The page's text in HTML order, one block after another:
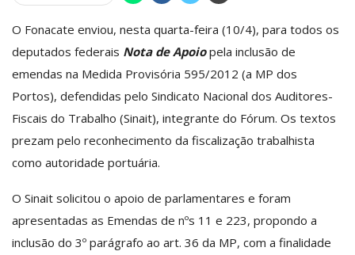
O Fonacate enviou, nesta quarta-feira (10/4), para todos os
deputados federais Nota de Apoiopela inclusão de
emendas na Medida Provisória 595/2012 (a MP dos
Portos), defendidas pelo Sindicato Nacional dos Auditores-
Fiscais do Trabalho (Sinait), integrante do Fórum. Os textos
prezam pelo reconhecimento da fiscalização trabalhista
como autoridade portuária.
O Sinait solicitou o apoio de parlamentares e foram
apresentadas as Emendas de nºs 11 e 223, propondo a
inclusão do 3º parágrafo ao art. 36 da MP, com a finalidade